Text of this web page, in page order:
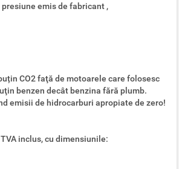
emis de fabricant ,
CO2 faţă de motoarele care folosesc
benzen decât benzina fără plumb.
emisii de hidrocarburi apropiate de zero!
inclus, cu dimensiunile: